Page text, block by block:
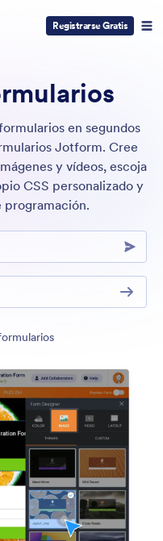
Registrarse Gratis
en segundos
Jotform. Cree
y vídeos, escoja
CSS personalizado y
programación.
Categoría